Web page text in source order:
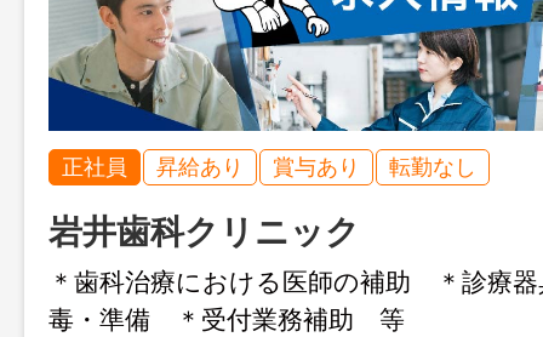
正社員 昇給あり 賞与あり 転勤なし
岩井歯科クリニック
＊歯科治療における医師の補助 ＊診療
毒・準備 ＊受付業務補助